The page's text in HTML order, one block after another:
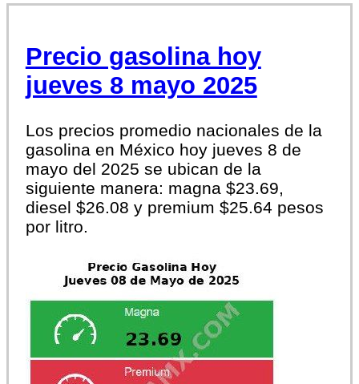
Precio gasolina hoy
jueves 8 mayo 2025
Los precios promedio nacionales de la
gasolina en México hoy jueves 8 de
mayo del 2025 se ubican de la
siguiente manera: magna $23.69,
diesel $26.08 y premium $25.64 pesos
por litro.